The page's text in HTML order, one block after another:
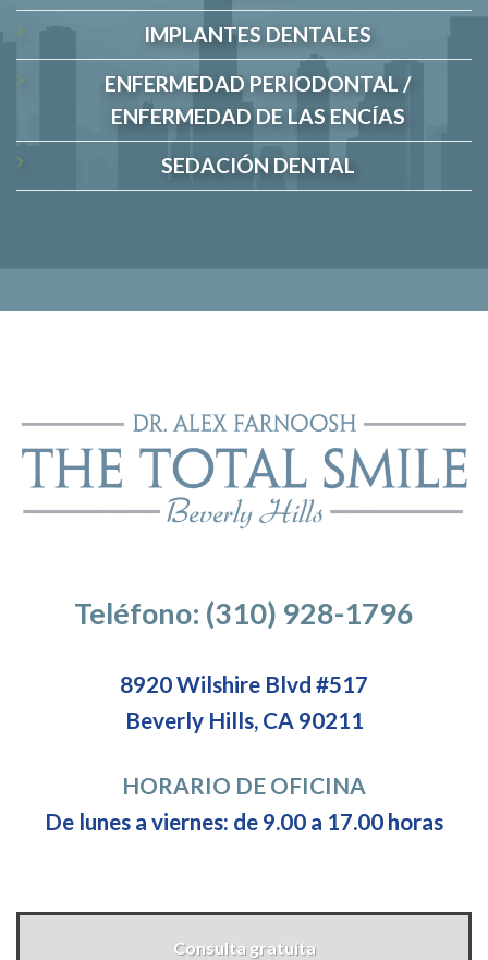
IMPLANTES DENTALES
ENFERMEDAD PERIODONTAL /
ENFERMEDAD DE LAS ENCÍAS
SEDACIÓN DENTAL
Teléfono: (310) 928-1796
8920 Wilshire Blvd #517
Beverly Hills, CA 90211
HORARIO DE OFICINA
De lunes a viernes: de 9.00 a 17.00 horas
Consulta gratuita